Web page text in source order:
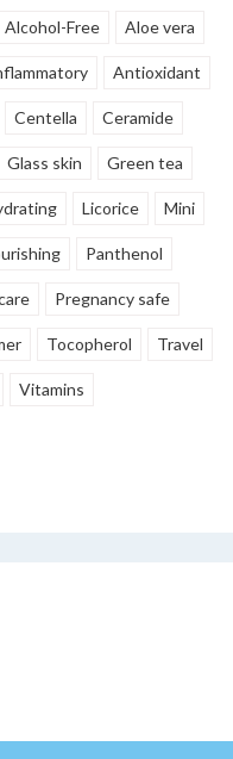
Alcohol-Free Aloe vera
Antioxidant
Centella Ceramide
Glass skin Green tea
Licorice Mini
Panthenol
Pregnancy safe
Tocopherol Travel
Vitamins